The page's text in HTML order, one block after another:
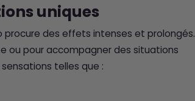
uniques
procure des effets intenses et prolongés.
ou pour accompagner des situations
telles que :